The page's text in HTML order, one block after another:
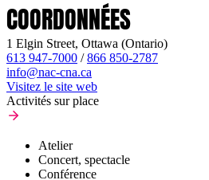
COORDONNÉES
1 Elgin Street, Ottawa (Ontario)
613 947-7000 /866 850-2787
info@nac-cna.ca
Visitez le site web
Activités sur place
Atelier
Concert, spectacle
Conférence